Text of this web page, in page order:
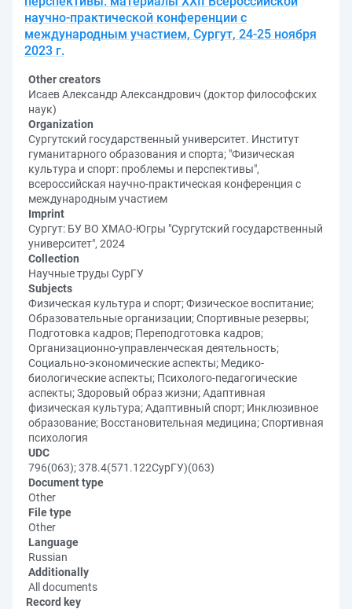
научно-практической конференции с
международным участием, Сургут, 24-25 ноября
2023 г.
Other creators
Исаев Александр Александрович (доктор философских
наук)
Organization
Сургутский государственный университет. Институт
гуманитарного образования и спорта; "Физическая
культура и спорт: проблемы и перспективы",
всероссийская научно-практическая конференция с
международным участием
Imprint
Сургут: БУ ВО ХМАО-Югры "Сургутский государственный
университет", 2024
Collection
Научные труды СурГУ
Subjects
Физическая культура и спорт; Физическое воспитание;
Образовательные организации; Спортивные резервы;
Подготовка кадров; Переподготовка кадров;
Организационно-управленческая деятельность;
Социально-экономические аспекты; Медико-
биологические аспекты; Психолого-педагогические
аспекты; Здоровый образ жизни; Адаптивная
физическая культура; Адаптивный спорт; Инклюзивное
образование; Восстановительная медицина; Спортивная
психология
UDC
796(063); 378.4(571.122СурГУ)(063)
Document type
Other
File type
Other
Language
Russian
Additionally
All documents
Record key